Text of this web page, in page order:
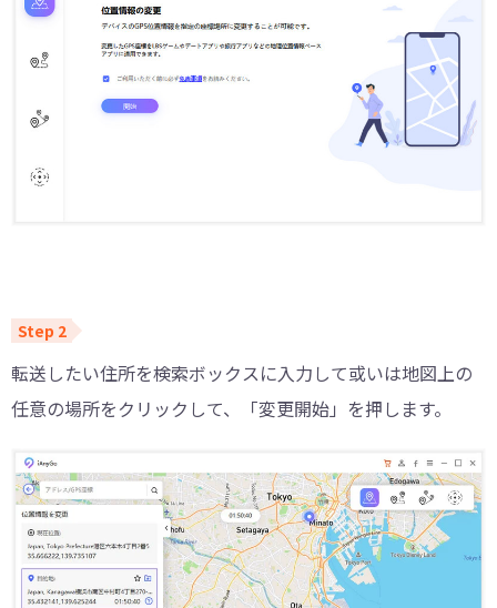
転送したい住所を検索ボックスに入力して或いは地図上の
任意の場所をクリックして、「変更開始」を押します。